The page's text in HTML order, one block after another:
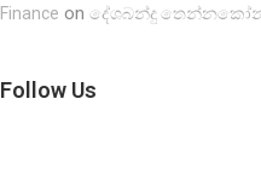
Finance on දේශබන්දු
Follow Us